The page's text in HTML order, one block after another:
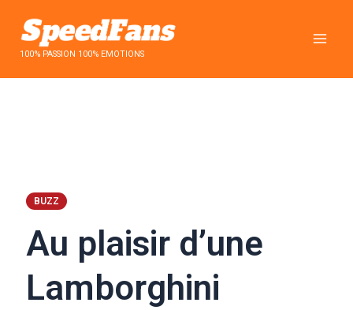
contenu100% PASSION 100% EMOTIONS
BUZZ
Au plaisir d’une
Lamborghini